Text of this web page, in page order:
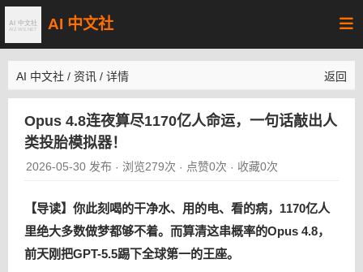
AI 中文社
AI 中文社 / 资讯 / 详情 返回
Opus 4.8连夜算尽1170亿人命运，一句话敲出人
类投胎模拟器！
2026-05-30 发布 · 浏览279次 · 点赞0次 · 收藏0次
【导读】你此刻喝的干净水、用的电、看的病，1170亿人
里绝大多数做梦都够不着。而算清这串概率的Opus 4.8，
前天刚把GPT-5.5踢下全球第一的王座。